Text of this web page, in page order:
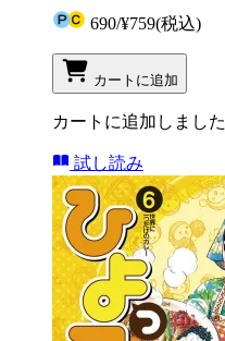
690/¥759(税込)
カートに追加
カートに追加しました
試し読み